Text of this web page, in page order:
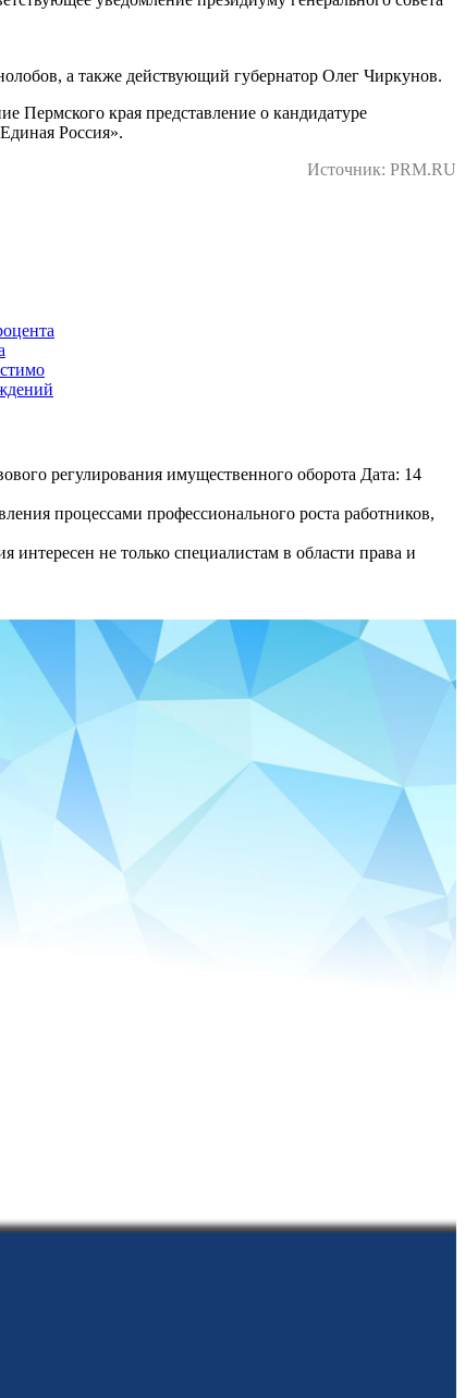
а также действующий губернатор Олег Чиркунов.
края представление о кандидатуре
Россия».
Источник: PRM.RU
регулирования имущественного оборота Дата: 14
процессами профессионального роста работников,
не только специалистам в области права и